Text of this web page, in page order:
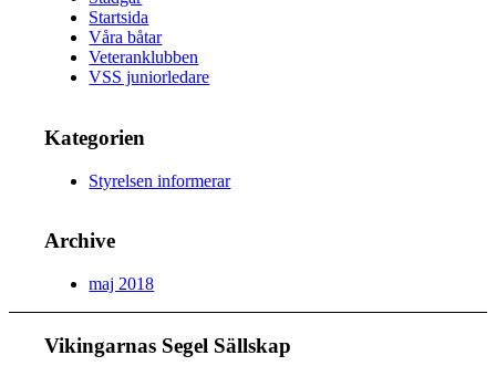
Startsida
Våra båtar
Veteranklubben
VSS juniorledare
Kategorien
Styrelsen informerar
Archive
maj 2018
Vikingarnas Segel Sällskap